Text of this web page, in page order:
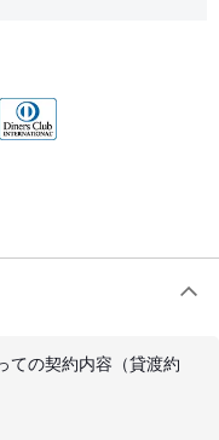
ての契約内容（貸渡約